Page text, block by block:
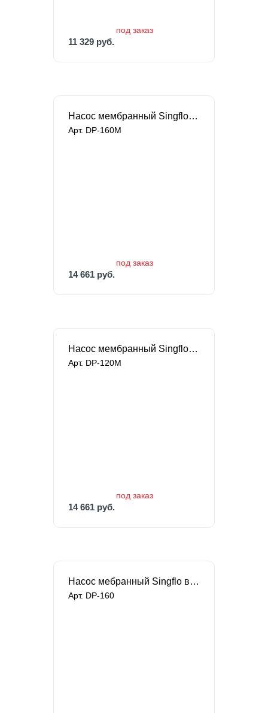
под заказ
11 329 руб.
Насос мембранный Singflo высокого давления
Арт. DP-160M
под заказ
14 661 руб.
Насос мембранный Singflo высокого давления
Арт. DP-120M
под заказ
14 661 руб.
Насос мебранный Singflo высокого давления
Арт. DP-160